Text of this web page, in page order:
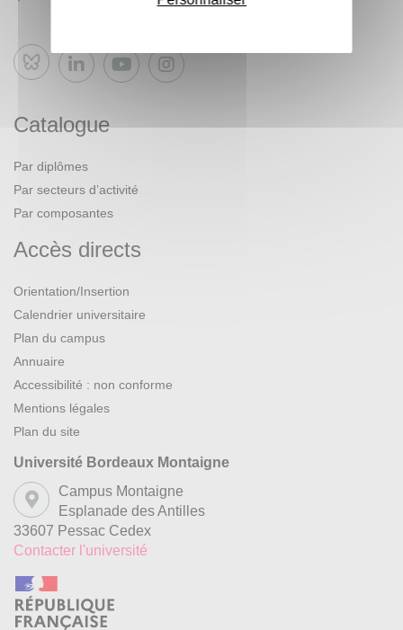
Bluesky
Catalogue
Par diplômes
Par secteurs d’activité
Par composantes
Accès directs
Orientation/Insertion
Calendrier universitaire
Plan du campus
Annuaire
Accessibilité : non conforme
Mentions légales
Plan du site
Université Bordeaux Montaigne
Campus Montaigne
Esplanade des Antilles
33607 Pessac Cedex
Contacter l'université